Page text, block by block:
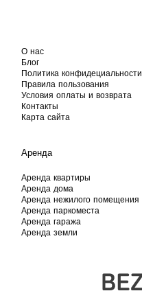
О нас
Блог
Политика конфидециальности
Правила пользования
Условия оплаты и возврата
Контакты
Карта сайта
Аренда
Аренда квартиры
Аренда дома
Аренда нежилого помещения
Аренда паркоместа
Аренда гаража
Аренда земли